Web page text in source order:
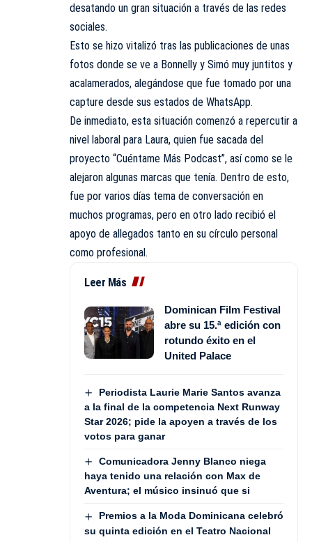
desatando un gran situación a través de las redes
sociales.
Esto se hizo vitalizó tras las publicaciones de unas
fotos donde se ve a Bonnelly y Simó muy juntitos y
acalamerados, alegándose que fue tomado por una
capture desde sus estados de WhatsApp.
De inmediato, esta situación comenzó a repercutir a
nivel laboral para Laura, quien fue sacada del
proyecto “Cuéntame Más Podcast”, así como se le
alejaron algunas marcas que tenía. Dentro de esto,
fue por varios días tema de conversación en
muchos programas, pero en otro lado recibió el
apoyo de allegados tanto en su círculo personal
como profesional.
Leer Más
Dominican Film Festival
abre su 15.ª edición con
rotundo éxito en el
United Palace
Periodista Laurie Marie Santos avanza
a la final de la competencia Next Runway
Star 2026; pide la apoyen a través de los
votos para ganar
Comunicadora Jenny Blanco niega
haya tenido una relación con Max de
Aventura; el músico insinuó que si
Premios a la Moda Dominicana celebró
su quinta edición en el Teatro Nacional